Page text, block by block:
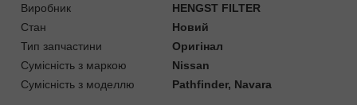
Виробник
HENGST FILTER
Стан
Новий
Тип запчастини
Оригінал
Сумісність з маркою
Nissan
Сумісність з моделлю
Pathfinder, Navara